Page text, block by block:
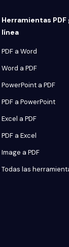
Herramientas
línea
PDF a Word
Word a PDF
PowerPoint a PDF
PDF a PowerPoint
Excel a PDF
PDF a Excel
Image a PDF
Todas las